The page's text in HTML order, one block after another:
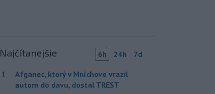
Najčítanejšie 6h 24h 7d
1
Afganec, ktorý v Mníchove vrazil
autom do davu, dostal TREST